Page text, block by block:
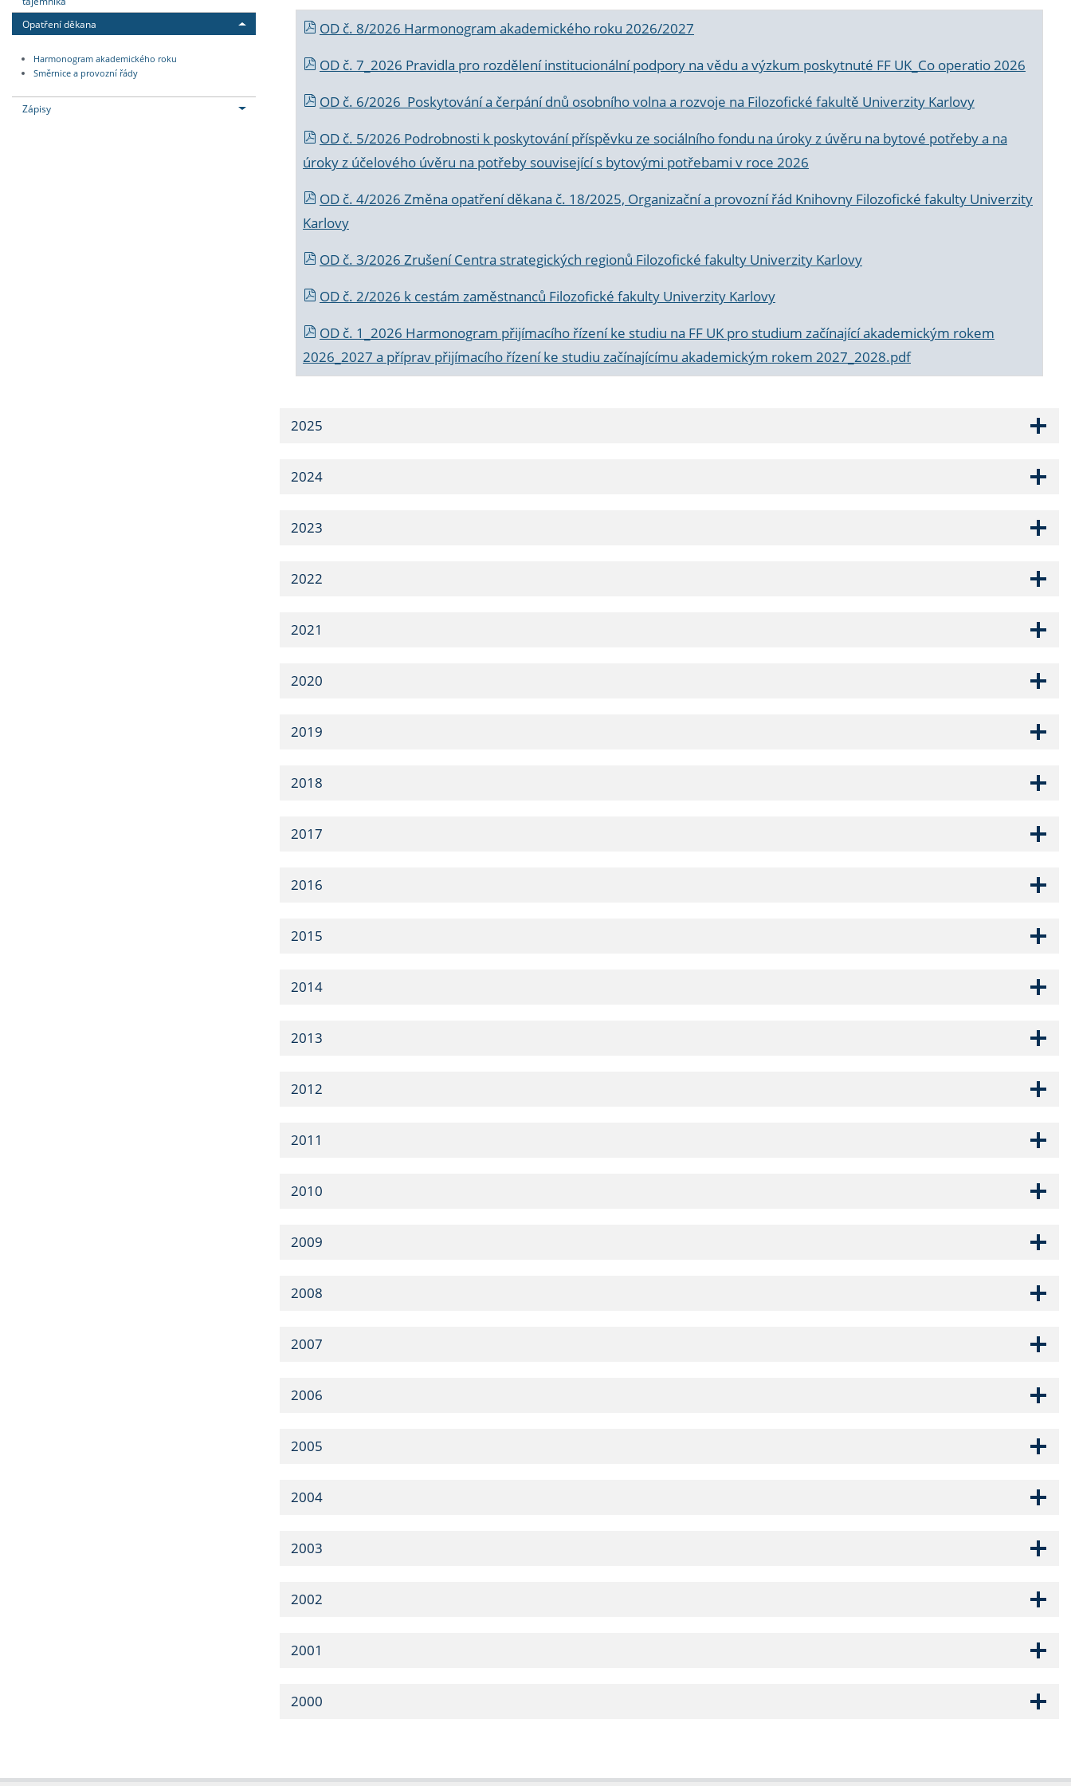
Opatření děkana
Harmonogram akademického roku
Směrnice a provozní řády
Zápisy
OD č. 8/2026 Harmonogram akademického roku 2026/2027
OD č. 7_2026 Pravidla pro rozdělení institucionální podpory na vědu a výzkum poskytnuté FF UK_Co operatio 2026
OD č. 6/2026 Poskytování a čerpání dnů osobního volna a rozvoje na Filozofické fakultě Univerzity Karlovy
OD č. 5/2026 Podrobnosti k poskytování příspěvku ze sociálního fondu na úroky z úvěru na bytové potřeby a na
úroky z účelového úvěru na potřeby související s bytovými potřebami v roce 2026
OD č. 4/2026 Změna opatření děkana č. 18/2025, Organizační a provozní řád Knihovny Filozofické fakulty Univerzity
Karlovy
OD č. 3/2026 Zrušení Centra strategických regionů Filozofické fakulty Univerzity Karlovy
OD č. 2/2026 k cestám zaměstnanců Filozofické fakulty Univerzity Karlovy
OD č. 1_2026 Harmonogram přijímacího řízení ke studiu na FF UK pro studium začínající akademickým rokem
2026_2027 a příprav přijímacího řízení ke studiu začínajícímu akademickým rokem 2027_2028.pdf
2025
2024
2023
2022
2021
2020
2019
2018
2017
2016
2015
2014
2013
2012
2011
2010
2009
2008
2007
2006
2005
2004
2003
2002
2001
2000